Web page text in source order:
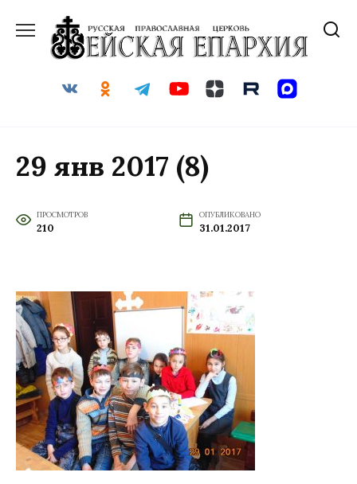
содержанию
29 янв 2017 (8)
ПРОСМОТРОВ
210
ОПУБЛИКОВАНО
31.01.2017